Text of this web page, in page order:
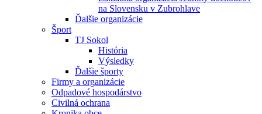
na Slovensku v Zubrohlave
Ďalšie organizácie
Šport
TJ Sokol
História
Výsledky
Ďalšie športy
Firmy a organizácie
Odpadové hospodárstvo
Civilná ochrana